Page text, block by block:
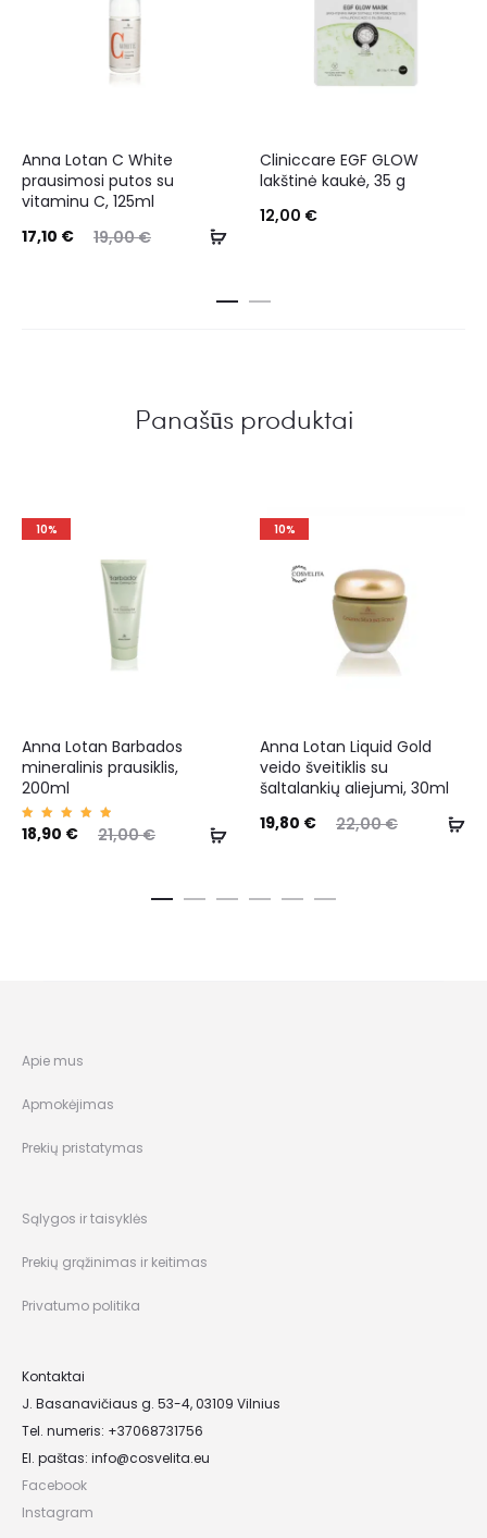
Anna Lotan C White
prausimosi putos su
vitaminu C, 125ml
19,00€
17,10 €
Cliniccare EGF GLOW
lakštinė kaukė, 35 g
12,00 €
Panašūs produktai
10%
Anna Lotan Barbados
mineralinis prausiklis,
200ml
Įvertin
imas:
21,00€
18,90 €
10%
Anna Lotan Liquid Gold
veido šveitiklis su
šaltalankių aliejumi, 30ml
22,00€
19,80 €
Apie mus
Apmokėjimas
Prekių pristatymas
Sąlygos ir taisyklės
Prekių grąžinimas ir keitimas
Privatumo politika
Kontaktai
J. Basanavičiaus g. 53-4, 03109 Vilnius
Tel. numeris: +37068731756
El. paštas: info@cosvelita.eu
Facebook
Instagram